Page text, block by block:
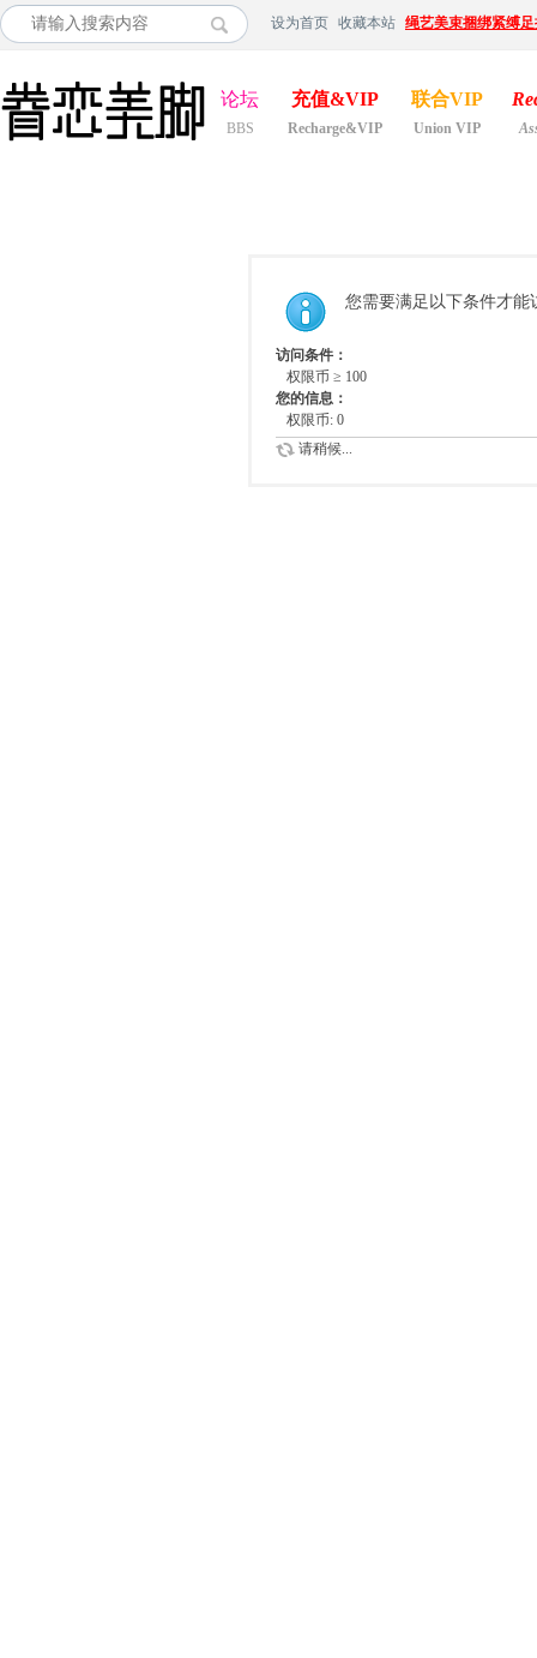
设为首页 收藏本站 绳艺美束捆绑紧缚
论坛
BBS
充值&VIP
Recharge&VIP
联合VIP
Union VIP
您需要满足以下条件才能
访问条件：
权限币 ≥ 100
您的信息：
权限币: 0
请稍候...